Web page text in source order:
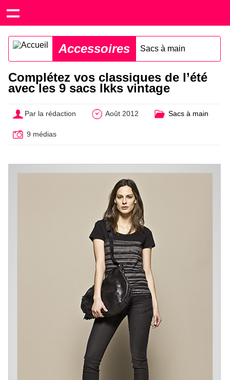
Accessoires Sacs à main
Complétez vos classiques de l’été
avec les 9 sacs Ikks vintage
Par la rédaction Août 2012 Sacs à main
9 médias